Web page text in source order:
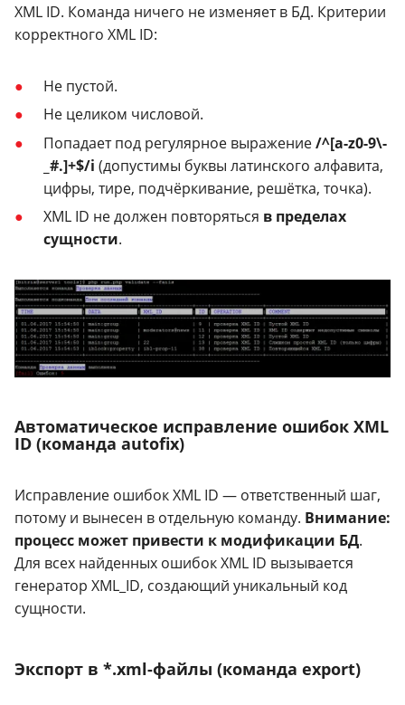
XML ID. Команда ничего не изменяет в БД. Критерии
корректного XML ID:
Не пустой.
Не целиком числовой.
Попадает под регулярное выражение/^[a-z0-9\-
_#.]+$/i (допустимы буквы латинского алфавита,
цифры, тире, подчёркивание, решётка, точка).
XML ID не должен повторяться в пределах
сущности.
Автоматическое исправление ошибок XML
ID (команда autofix)
Исправление ошибок XML ID — ответственный шаг,
потому и вынесен в отдельную команду. Внимание:
процесс может привести к модификации БД.
Для всех найденных ошибок XML ID вызывается
генератор XML_ID, создающий уникальный код
сущности.
Экспорт в *.xml-файлы (команда export)